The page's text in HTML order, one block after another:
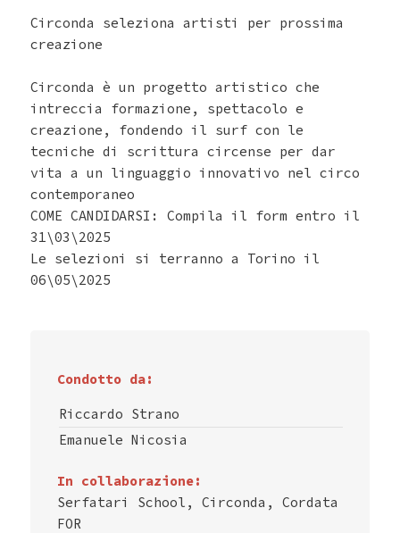
Circonda seleziona artisti per prossima
creazione
Circonda è un progetto artistico che
intreccia formazione, spettacolo e
creazione, fondendo il surf con le
tecniche di scrittura circense per dar
vita a un linguaggio innovativo nel circo
contemporaneo
COME CANDIDARSI: Compila il form entro il
31\03\2025
Le selezioni si terranno a Torino il
06\05\2025
Condotto da:
Riccardo Strano
Emanuele Nicosia
In collaborazione:
Serfatari School, Circonda, Cordata
FOR